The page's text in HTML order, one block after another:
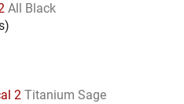
All Black
)
2 Titanium Sage